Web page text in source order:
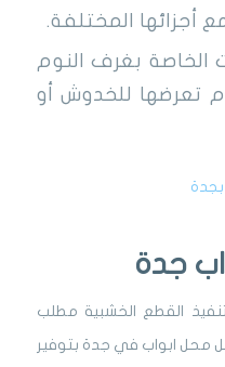
أجزائها المختلفة.
الخاصة بغرف النوم
تعرضها للخدوش أو
جدة
القطع الخشبية مطلب
محل ابواب في جدة بتوفير